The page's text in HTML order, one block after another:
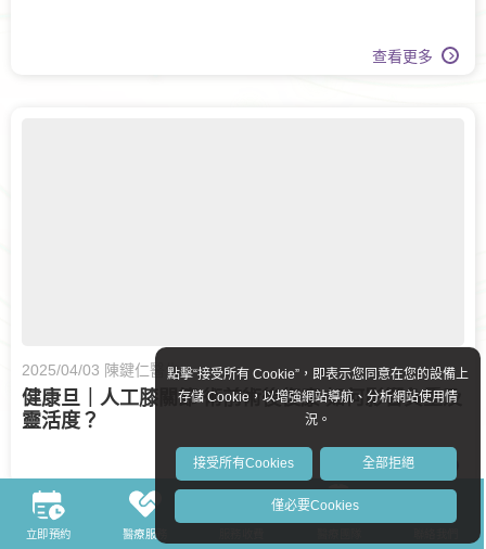
查看更多
2025/04/03 陳鍵仁醫生
健康旦｜人工膝關節 術前術後復康 如何影響負重及
靈活度？
查看更多
立即預約 醫療服務
點擊“接受所有 Cookie”，即表示您同意在您的設備上
存儲 Cookie，以增強網站導航、分析網站使用情
況。
接受所有Cookies 全部拒絕
僅必要Cookies